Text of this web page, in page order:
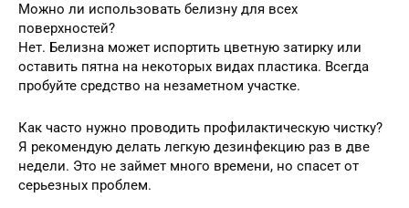
Можно ли использовать белизну для всех
поверхностей?
Нет. Белизна может испортить цветную затирку или
оставить пятна на некоторых видах пластика. Всегда
пробуйте средство на незаметном участке.
Как часто нужно проводить профилактическую чистку?
Я рекомендую делать легкую дезинфекцию раз в две
недели. Это не займет много времени, но спасет от
серьезных проблем.